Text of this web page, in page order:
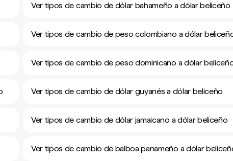
Ver tipos de cambio de dólar bahameño a dólar beliceño
Ver tipos de cambio de peso colombiano a dólar
Ver tipos de cambio de peso dominicano a dólar
Ver tipos de cambio de dólar guyanés a dólar beliceño
Ver tipos de cambio de dólar jamaicano a dólar beliceño
Ver tipos de cambio de balboa panameño a dólar